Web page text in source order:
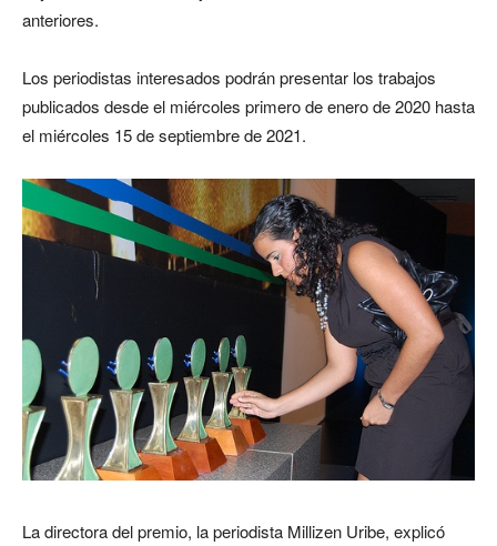
anteriores.
Los periodistas interesados podrán presentar los trabajos
publicados desde el miércoles primero de enero de 2020 hasta
el miércoles 15 de septiembre de 2021.
La directora del premio, la periodista Millizen Uribe, explicó